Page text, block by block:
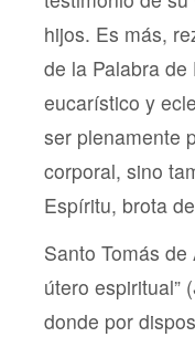
hijos. Es más,
de la Palabra
eucarístico y
ser plenamente
corporal, sino
Espíritu, brota
Santo Tomás
útero espiritual” (
donde por